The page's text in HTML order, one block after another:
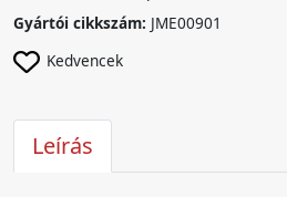
Gyártói cikkszám: JME00901
Kedvencek
Leírás